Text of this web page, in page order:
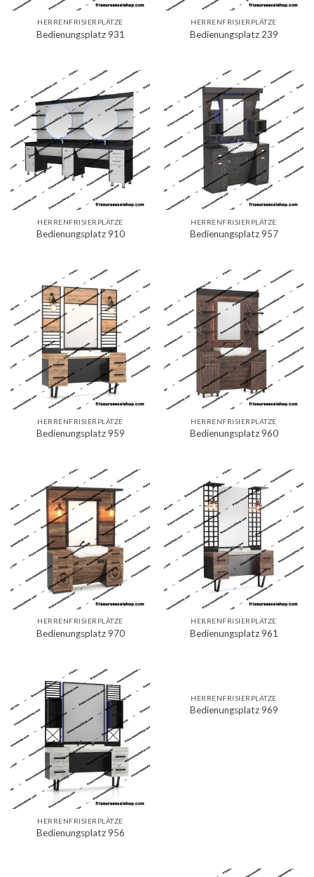
HERRENFRISIERPLÄTZE
Bedienungsplatz 931
HERRENFRISIERPLÄTZE
Bedienungsplatz 239
HERRENFRISIERPLÄTZE
Bedienungsplatz 910
HERRENFRISIERPLÄTZE
Bedienungsplatz 957
HERRENFRISIERPLÄTZE
Bedienungsplatz 959
HERRENFRISIERPLÄTZE
Bedienungsplatz 960
HERRENFRISIERPLÄTZE
Bedienungsplatz 970
HERRENFRISIERPLÄTZE
Bedienungsplatz 961
HERRENFRISIERPLÄTZE
Bedienungsplatz 956
HERRENFRISIERPLÄTZE
Bedienungsplatz 969